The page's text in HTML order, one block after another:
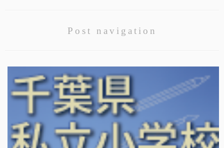
Post navigation